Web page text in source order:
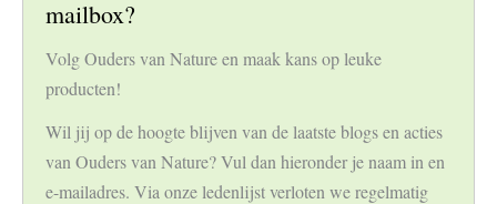
mailbox?
Volg Ouders van Nature en maak kans op leuke
producten!
Wil jij op de hoogte blijven van de laatste blogs en acties
van Ouders van Nature? Vul dan hieronder je naam in en
e-mailadres. Via onze ledenlijst verloten we regelmatig